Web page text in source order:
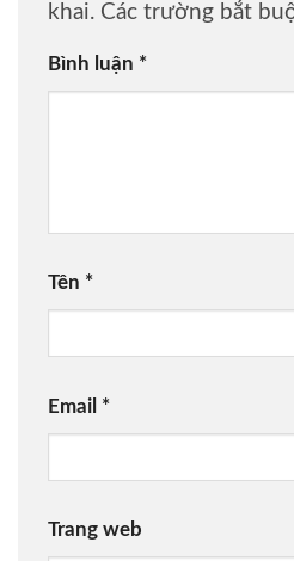
khai. Các trường bắt
Bình luận *
Tên *
Email *
Trang web